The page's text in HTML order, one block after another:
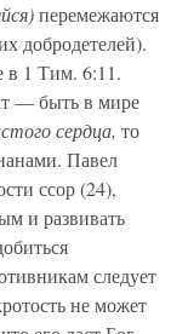
перемежаются
добродетелей).
в 1 Тим. 6:11.
— быть в мире
сердца, то
Павел
ссор (24),
и развивать
следует
не может